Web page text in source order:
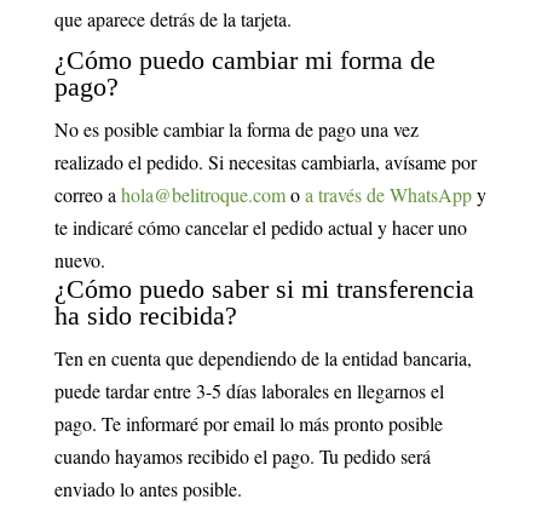
que aparece detrás de la tarjeta.
¿Cómo puedo cambiar mi forma de
pago?
No es posible cambiar la forma de pago una vez
realizado el pedido. Si necesitas cambiarla, avísame por
correo a hola@belitroque.comoa través de WhatsAppy
te indicaré cómo cancelar el pedido actual y hacer uno
nuevo.
¿Cómo puedo saber si mi transferencia
ha sido recibida?
Ten en cuenta que dependiendo de la entidad bancaria,
puede tardar entre 3-5 días laborales en llegarnos el
pago. Te informaré por email lo más pronto posible
cuando hayamos recibido el pago. Tu pedido será
enviado lo antes posible.